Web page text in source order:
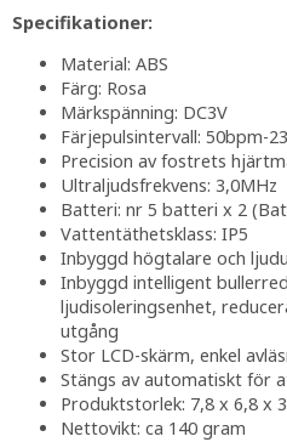
Specifikationer:
Material: ABS
Färg: Rosa
Märkspänning: DC3V
Färjepulsintervall: 50bpm-
Precision av fostrets
Ultraljudsfrekvens: 3,0MHz
Batteri: nr 5 batteri x 2
Vattentäthetsklass: IP5
Inbyggd högtalare och
Inbyggd intelligent
ljudisoleringsenhet,
utgång
Stor LCD-skärm, enkel
Stängs av automatiskt för
Produktstorlek: 7,8 x 6,8 x
Nettovikt: ca 140 gram